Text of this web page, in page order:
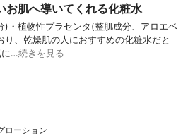
お肌へ導いてくれる化粧水
)・植物性プラセンタ(整肌成分、アロエベ
、乾燥肌の人におすすめの化粧水だと
に…続きを見る
ローション